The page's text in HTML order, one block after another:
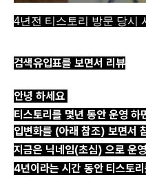
4년전 티스토리 방문 당시
검색유입표를 보면서 리뷰
안녕 하세요
티스토리를 몇년 동안 운영
입변화를 (아래 참조) 보면서
지금은 닉네임(초심) 으로 운
4년이라는 시간 동안 티스토